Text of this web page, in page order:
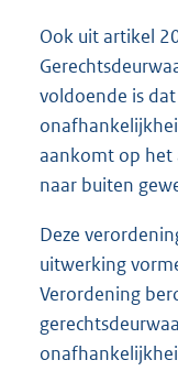
Ook uit artikel
voldoende is
aankomt op het
naar buiten
Deze
uitwerking
Verordening